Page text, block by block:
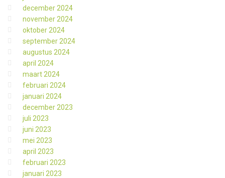
december 2024
november 2024
oktober 2024
september 2024
augustus 2024
april 2024
maart 2024
februari 2024
januari 2024
december 2023
juli 2023
juni 2023
mei 2023
april 2023
februari 2023
januari 2023